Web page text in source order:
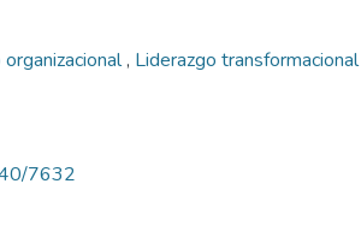
, Liderazgo transformacional
7632